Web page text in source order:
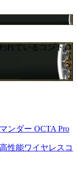
れているコントロ
ンダー OCTA Pro
性能ワイヤレスコ